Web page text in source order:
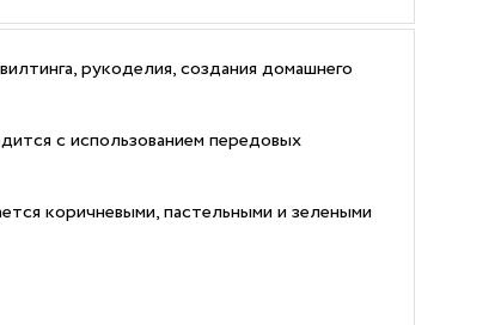
рукоделия, создания домашнего
с использованием передовых
коричневыми, пастельными и зелеными